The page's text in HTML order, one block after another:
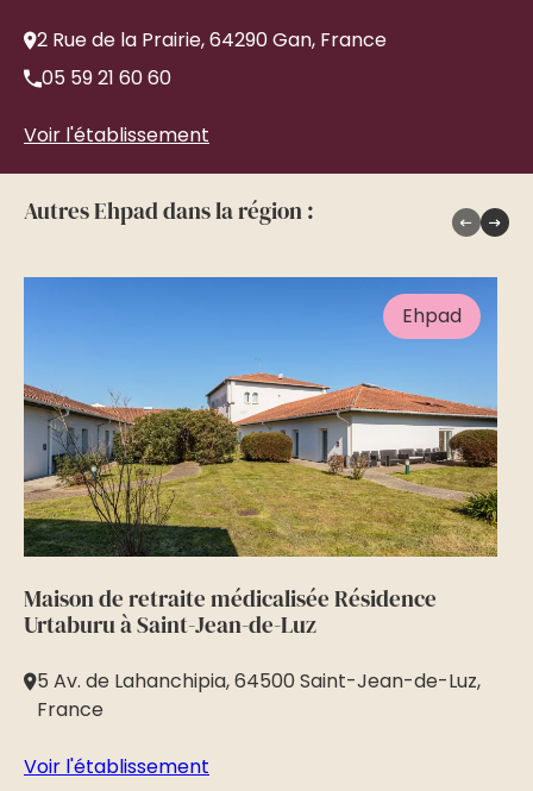
2 Rue de la Prairie, 64290 Gan, France
05 59 21 60 60
Voir l'établissement
Autres Ehpad dans la région :
Ehpad
Maison de retraite médicalisée Résidence
Urtaburu à Saint-Jean-de-Luz
5 Av. de Lahanchipia, 64500 Saint-Jean-de-Luz,
France
Voir l'établissement